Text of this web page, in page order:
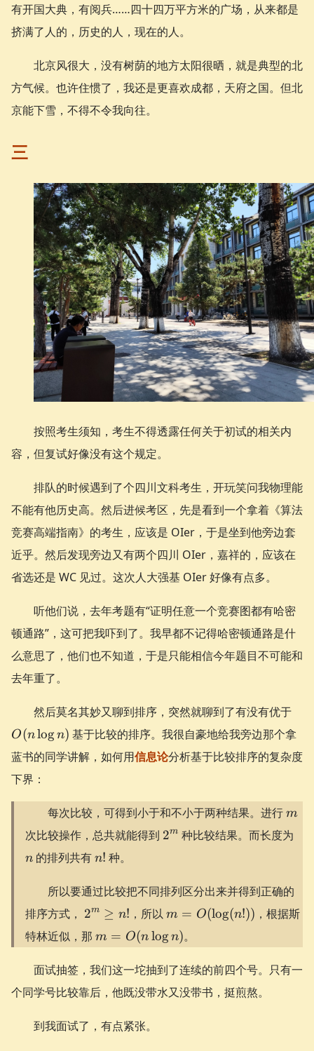
有开国大典，有阅兵……四十四万平方米的广场，从来都是
挤满了人的，历史的人，现在的人。
北京风很大，没有树荫的地方太阳很晒，就是典型的北
方气候。也许住惯了，我还是更喜欢成都，天府之国。但北
京能下雪，不得不令我向往。
三
按照考生须知，考生不得透露任何关于初试的相关内
容，但复试好像没有这个规定。
排队的时候遇到了个四川文科考生，开玩笑问我物理能
不能有他历史高。然后进候考区，先是看到一个拿着《算法
竞赛高端指南》的考生，应该是 OIer，于是坐到他旁边套
近乎。然后发现旁边又有两个四川 OIer，嘉祥的，应该在
省选还是 WC 见过。这次人大强基 OIer 好像有点多。
听他们说，去年考题有“证明任意一个竞赛图都有哈密
顿通路”，这可把我吓到了。我早都不记得哈密顿通路是什
么意思了，他们也不知道，于是只能相信今年题目不可能和
去年重了。
然后莫名其妙又聊到排序，突然就聊到了有没有优于
O(nlogn) 基于比较的排序。我很自豪地给我旁边那个拿
蓝书的同学讲解，如何用信息论分析基于比较排序的复杂度
下界：
每次比较，可得到小于和不小于两种结果。进行m
m
次比较操作，总共就能得到 2^m
2m 种比较结果。而长度为
n 的排列共有n!
n! 种。
所以要通过比较把不同排列区分出来并得到正确的
排序方式， 2^m
n!
2m ≥ n! ，所以 m =
O(\log(n!))
m = O(log(n!)) ，根据斯
特林近似，那 m =
O(n\log
n)
m = O(n logn)。
面试抽签，我们这一坨抽到了连续的前四个号。只有一
个同学号比较靠后，他既没带水又没带书，挺煎熬。
到我面试了，有点紧张。